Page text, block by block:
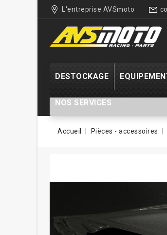
L'entreprise AVSmoto
DESTOCKAGE
NOS SERVICES
Accueil Pièces - accessoires